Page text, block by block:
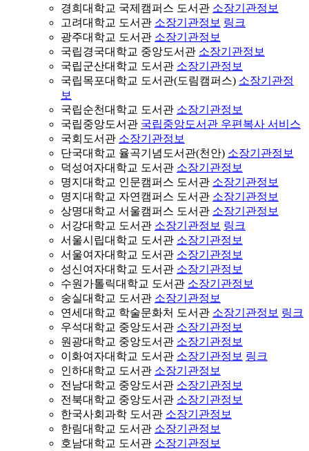
경희대학교 국제캠퍼스 도서관 소장기관정보
고려대학교 도서관 소장기관정보 링크
광주대학교 도서관 소장기관정보
국립경국대학교 중앙도서관 소장기관정보
국립군산대학교 도서관 소장기관정보
국립목포대학교 도서관(도림캠퍼스) 소장기관정
보
국립순천대학교 도서관 소장기관정보
국립중앙도서관 국립중앙도서관 우편복사 서비스
국회도서관 소장기관정보
단국대학교 율곡기념도서관(천안) 소장기관정보
덕성여자대학교 도서관 소장기관정보
명지대학교 인문캠퍼스 도서관 소장기관정보
명지대학교 자연캠퍼스 도서관 소장기관정보
상명대학교 서울캠퍼스 도서관 소장기관정보
서강대학교 도서관 소장기관정보 링크
서울시립대학교 도서관 소장기관정보
서울여자대학교 도서관 소장기관정보
성신여자대학교 도서관 소장기관정보
수원가톨릭대학교 도서관 소장기관정보
숭실대학교 도서관 소장기관정보
연세대학교 학술문화처 도서관 소장기관정보 링크
우석대학교 중앙도서관 소장기관정보
원광대학교 중앙도서관 소장기관정보
이화여자대학교 도서관 소장기관정보 링크
인하대학교 도서관 소장기관정보
전남대학교 중앙도서관 소장기관정보
전북대학교 중앙도서관 소장기관정보
한국사회과학 도서관 소장기관정보
한림대학교 도서관 소장기관정보
호남대학교 도서관 소장기관정보